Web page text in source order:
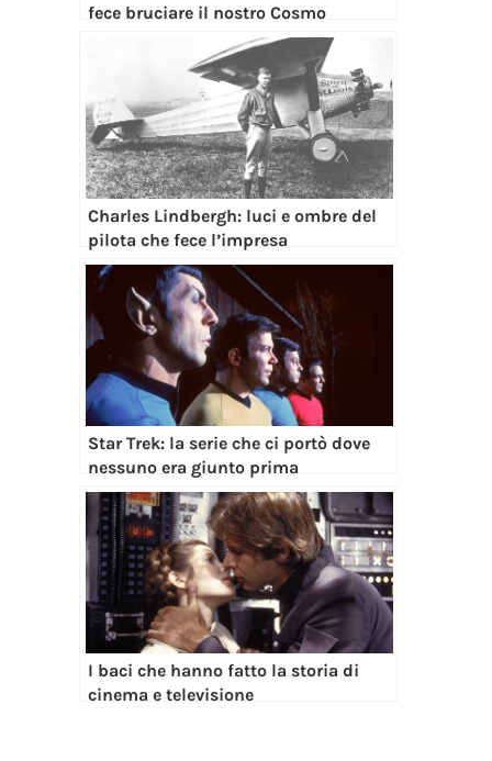
fece bruciare il nostro Cosmo
Charles Lindbergh: luci e ombre del
pilota che fece l’impresa
Star Trek: la serie che ci portò dove
nessuno era giunto prima
I baci che hanno fatto la storia di
cinema e televisione